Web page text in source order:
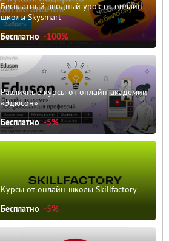
Бесплатный вводный урок от онлайн-
школы Skysmart
Бесплатно -100%
Различные курсы от онлайн-академии
«Эдюсон»
Бесплатно -5%
Курсы от онлайн-школы Skillfactory
Бесплатно -5%